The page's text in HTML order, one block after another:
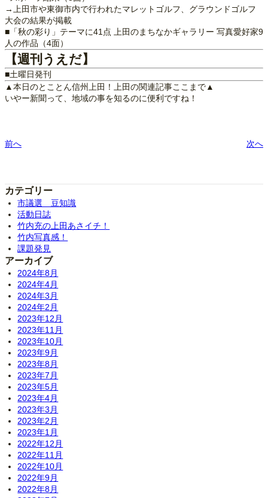
→上田市や東御市内で行われたマレットゴルフ、グラウンドゴルフ
大会の結果が掲載
■「秋の彩り」テーマに41点 上田のまちなかギャラリー 写真愛好家9
人の作品（4面）
【週刊うえだ】
■土曜日発刊
▲本日のとことん信州上田！上田の関連記事ここまで▲
いやー新聞って、地域の事を知るのに便利ですね！
前へ 次へ
カテゴリー
市議選 豆知識
活動日誌
竹内充の上田あさイチ！
竹内写真感！
課題発見
アーカイブ
2024年8月
2024年4月
2024年3月
2024年2月
2023年12月
2023年11月
2023年10月
2023年9月
2023年8月
2023年7月
2023年5月
2023年4月
2023年3月
2023年2月
2023年1月
2022年12月
2022年11月
2022年10月
2022年9月
2022年8月